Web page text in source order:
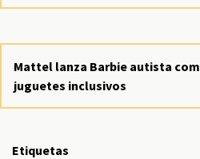
Mattel lanza Barbie autista
juguetes inclusivos
Etiquetas